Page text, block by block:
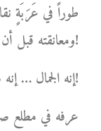
طوراً في عَرَبَةٍ
ومعانقته قبل أن تُوشِكَ شمسه على الغياب ؟!
إنه الجمال … إنه صورته المثلى … إنَّه الفن . . . الفن لا غير!
عرفه في مطلع